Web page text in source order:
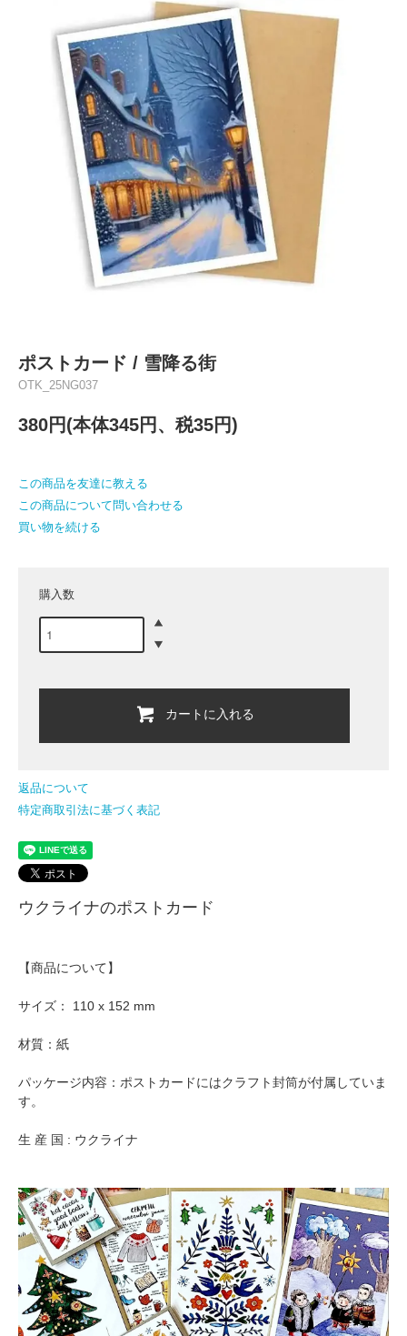
ポストカード / 雪降る街
OTK_25NG037
380円(本体345円、税35円)
この商品を友達に教える
この商品について問い合わせる
買い物を続ける
購入数
カートに入れる
返品について
特定商取引法に基づく表記
ウクライナのポストカード
【商品について】
サイズ： 110 x 152 mm
材質：紙
パッケージ内容：ポストカードにはクラフト封筒が付属していま
す。
生 産 国 : ウクライナ